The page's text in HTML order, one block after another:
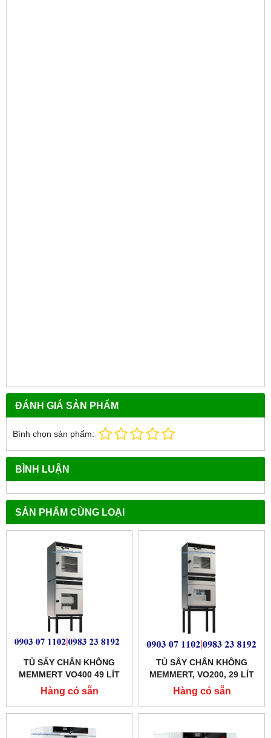
ĐÁNH GIÁ SẢN PHẨM
Bình chọn sản phẩm:
BÌNH LUẬN
SẢN PHẨM CÙNG LOẠI
TỦ SẤY CHÂN KHÔNG
MEMMERT VO400 49 LÍT
Hàng có sẵn
TỦ SẤY CHÂN KHÔNG
MEMMERT, VO200, 29 LÍT
Hàng có sẵn